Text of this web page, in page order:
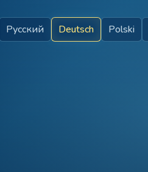
Русский Deutsch Polski